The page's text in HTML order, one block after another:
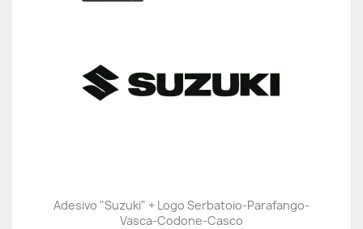
Adesivo "Suzuki" + Logo Serbatoio-Parafango-
Vasca-Codone-Casco